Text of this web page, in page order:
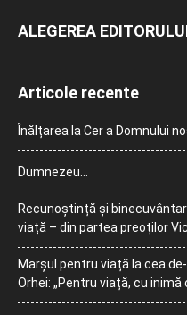
ALEGEREA
Articole recente
Înălțarea la Cer a Domnului
Dumnezeu…
Recunoștință și
viață – din partea preoților
Marșul pentru viață la cea
Orhei: „Pentru viață, cu inimă